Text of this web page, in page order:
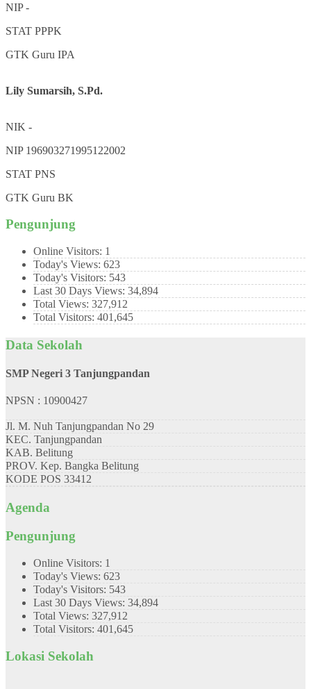
NIP-
STAT PPPK
GTK Guru IPA
Lily Sumarsih, S.Pd.
NIK -
NIP 196903271995122002
STAT PNS
GTK Guru BK
Pengunjung
Online Visitors: 1
Today's Views: 623
Today's Visitors: 543
Last 30 Days Views: 34,894
Total Views: 327,912
Total Visitors: 401,645
Data Sekolah
SMP Negeri 3 Tanjungpandan
NPSN : 10900427
Jl. M. Nuh Tanjungpandan No 29
KEC. Tanjungpandan
KAB. Belitung
PROV. Kep. Bangka Belitung
KODE POS 33412
Agenda
Pengunjung
Online Visitors: 1
Today's Views: 623
Today's Visitors: 543
Last 30 Days Views: 34,894
Total Views: 327,912
Total Visitors: 401,645
Lokasi Sekolah